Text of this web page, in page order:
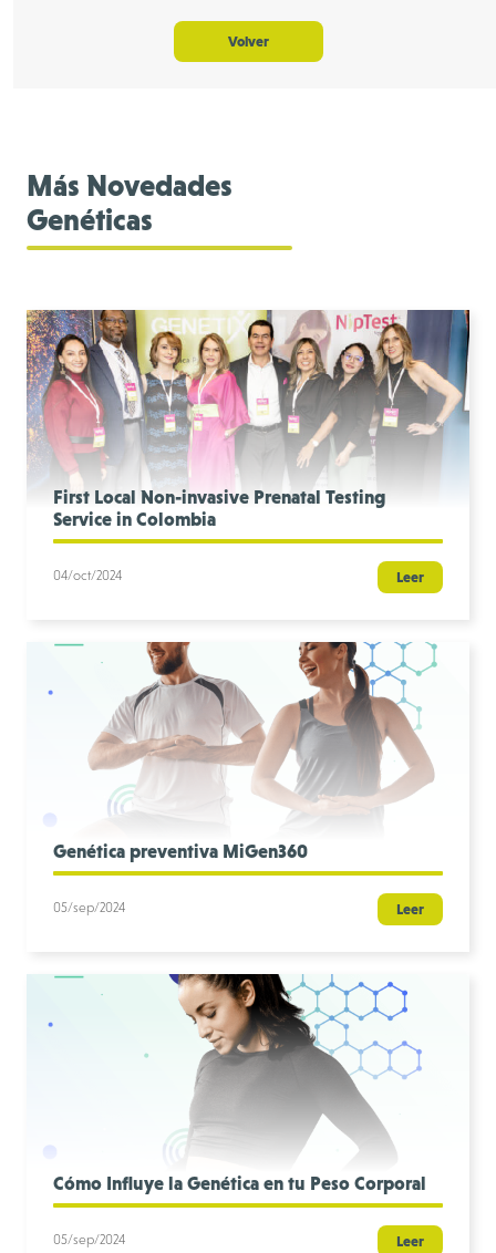
Volver
Más Novedades
Genéticas
First Local Non-invasive Prenatal Testing
Service in Colombia
04/oct/2024 Leer
Genética preventiva MiGen360
05/sep/2024 Leer
Cómo Influye la Genética en tu Peso Corporal
05/sep/2024 Leer